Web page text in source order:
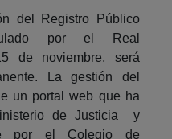
del Registro Público
por el Real
de noviembre, será
La gestión del
un portal web que ha
de Justicia y
por el Colegio de